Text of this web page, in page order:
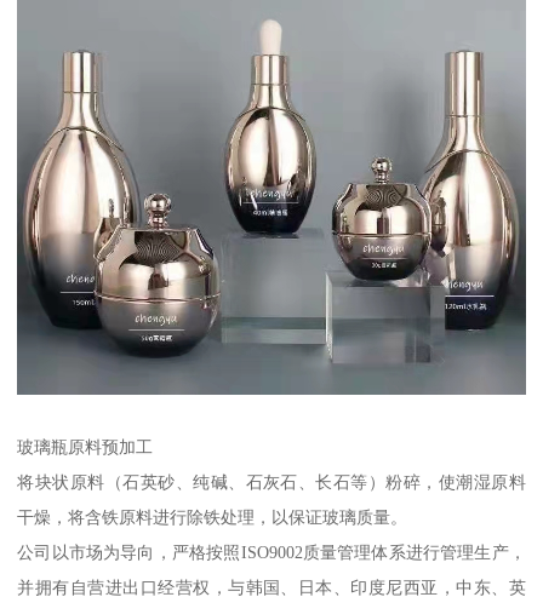
玻璃瓶原料预加工
将块状原料（石英砂、纯碱、石灰石、长石等）粉碎，使潮湿原料
干燥，将含铁原料进行除铁处理，以保证玻璃质量。
公司以市场为导向，严格按照ISO9002质量管理体系进行管理生产，
并拥有自营进出口经营权，与韩国、日本、印度尼西亚，中东、英